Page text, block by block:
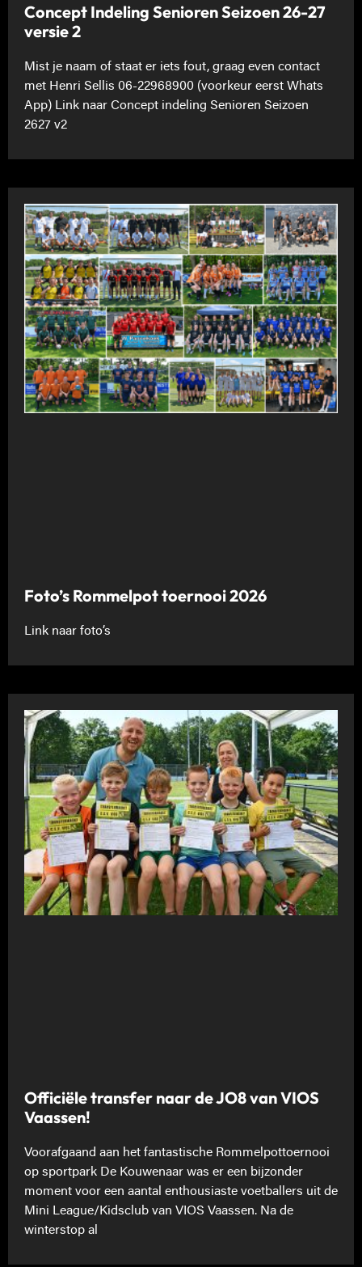
Concept Indeling Senioren Seizoen 26-27
versie 2
Mist je naam of staat er iets fout, graag even contact
met Henri Sellis 06-22968900 (voorkeur eerst Whats
App) Link naar Concept indeling Senioren Seizoen
2627 v2
Foto’s Rommelpot toernooi 2026
Link naar foto’s
Officiële transfer naar de JO8 van VIOS
Vaassen!
Voorafgaand aan het fantastische Rommelpottoernooi
op sportpark De Kouwenaar was er een bijzonder
moment voor een aantal enthousiaste voetballers uit de
Mini League/Kidsclub van VIOS Vaassen. Na de
winterstop al